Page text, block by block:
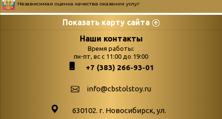
Независимая оценка качества оказания услуг
Показать карту сайта
Страницы
podvedenie-itogov-festivalya-
paskhalnaya-palitra
поступлений
Война. Народ.
Наши контакты
Время работы:
пн-пт, вс с 11:00 до 19:00
+7 (383) 266-93-01
info@cbstolstoy.ru
630102. г. Новосибирск, ул.